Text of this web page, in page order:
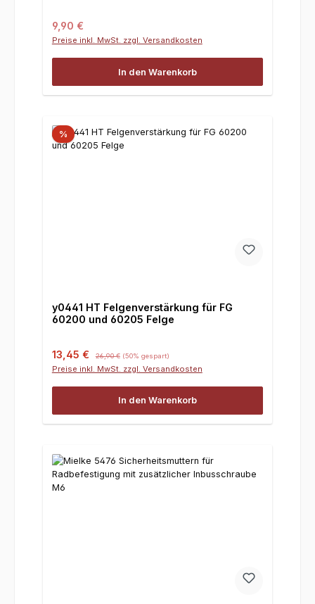
Regulärer Preis:
9,90 €
Preise inkl. MwSt. zzgl. Versandkosten
In den Warenkorb
%
y0441 HT Felgenverstärkung für FG
60200 und 60205 Felge
Verkaufspreis:
13,45 € 26,90 € (50% gespart)
Preise inkl. MwSt. zzgl. Versandkosten
In den Warenkorb